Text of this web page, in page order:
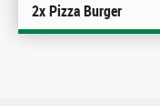
2x Pizza Burger